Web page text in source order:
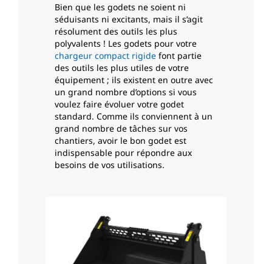
Bien que les godets ne soient ni
séduisants ni excitants, mais il s’agit
résolument des outils les plus
polyvalents ! Les godets pour votre
chargeur compact rigide font partie
des outils les plus utiles de votre
équipement ; ils existent en outre avec
un grand nombre d’options si vous
voulez faire évoluer votre godet
standard. Comme ils conviennent à un
grand nombre de tâches sur vos
chantiers, avoir le bon godet est
indispensable pour répondre aux
besoins de vos utilisations.